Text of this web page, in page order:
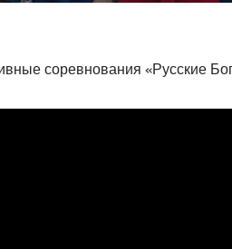
соревнования «Русские